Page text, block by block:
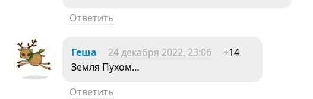
Ответить
Геша 24 декабря 2022, 23:06
+14
Земля Пухом…
Ответить